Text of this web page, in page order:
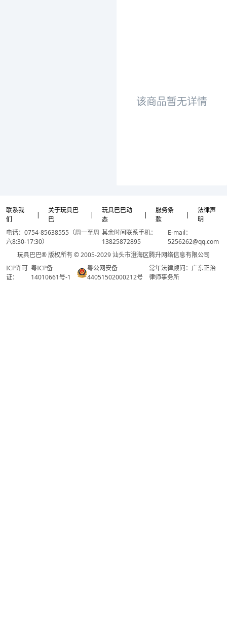
该商品暂无详情
联系我
们
|
关于玩具巴
巴
|
玩具巴巴动
态
|
服务条
款
|
法律声
明
电话：0754-85638555（周一至周
六8:30-17:30）
其余时间联系手机：
13825872895
E-mail：
5256262@qq.com
玩具巴巴® 版权所有 © 2005-2029 汕头市澄海区腾升网络信息有限公司
ICP许可
证：
粤ICP备
14010661号-1
粤公网安备
44051502000212号
常年法律顾问：广东正治
律师事务所